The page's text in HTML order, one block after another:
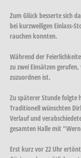
Zum Glück besserte sich
bei kurzweiligen Einlass-
rauchen konnten.
Während der
zu zwei Einsätzen
zuzuordnen ist.
Zu späterer Stunde folgte
Traditionell wünschten
Verlauf und
gesamten Halle mit
Erst kurz vor 22 Uhr